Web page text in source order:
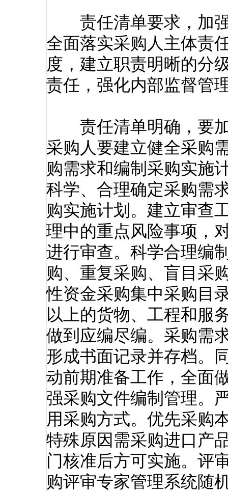
责任清单要求，加强
全面落实采购人主体责
度，建立职责明晰的分
责任，强化内部监督管
责任清单明确，要加
采购人要建立健全采购
购需求和编制采购实施
科学、合理确定采购需
购实施计划。建立审查
理中的重点风险事项，
进行审查。科学合理编
购、重复采购、盲目采
性资金采购集中采购目
以上的货物、工程和服
做到应编尽编。采购需
形成书面记录并存档。
动前期准备工作，全面
强采购文件编制管理。
用采购方式。优先采购
特殊原因需采购进口产
门核准后方可实施。评
购评审专家管理系统随